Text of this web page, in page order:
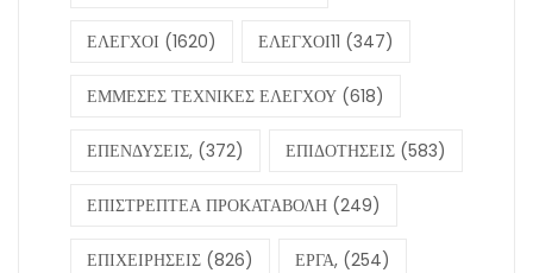
ΕΛΕΓΧΟΙ (1620) ΕΛΕΓΧΟΙ11 (347)
ΕΜΜΕΣΕΣ ΤΕΧΝΙΚΕΣ ΕΛΕΓΧΟΥ (618)
ΕΠΕΝΔΥΣΕΙΣ, (372) ΕΠΙΔΟΤΗΣΕΙΣ (583)
ΕΠΙΣΤΡΕΠΤΕΑ ΠΡΟΚΑΤΑΒΟΛΗ (249)
ΕΠΙΧΕΙΡΗΣΕΙΣ (826) ΕΡΓΑ, (254)